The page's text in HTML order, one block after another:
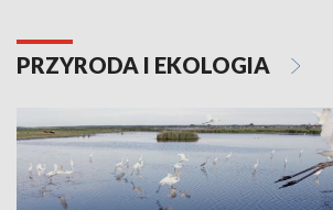
PRZYRODA I EKOLOGIA